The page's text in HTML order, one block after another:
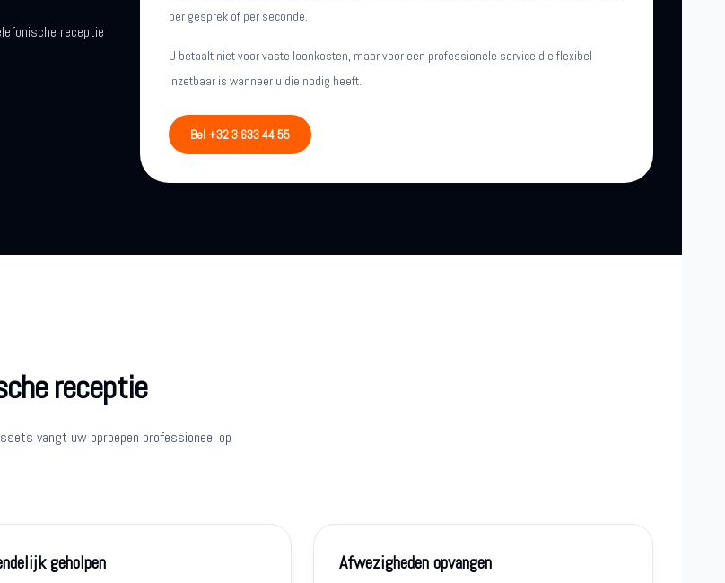
receptie
per gesprek of per seconde.
U betaalt niet voor vaste loonkosten, maar voor een professionele service die flexibel
inzetbaar is wanneer u die nodig heeft.
Bel +32 3 633 44 55
receptie
vangt uw oproepen professioneel op
geholpen Afwezigheden opvangen